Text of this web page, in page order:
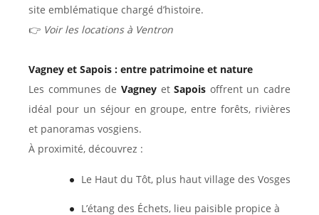
site emblématique chargé d’histoire.
👉 Voir les locations à Ventron
Vagney et Sapois : entre patrimoine et nature
Les communes de VagneyetSapois offrent un cadre
idéal pour un séjour en groupe, entre forêts, rivières
et panoramas vosgiens.
À proximité, découvrez :
Le Haut du Tôt, plus haut village des Vosges
L’étang des Échets, lieu paisible propice à